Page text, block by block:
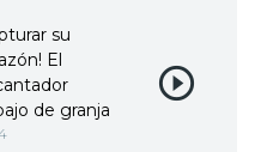
su
El
de granja